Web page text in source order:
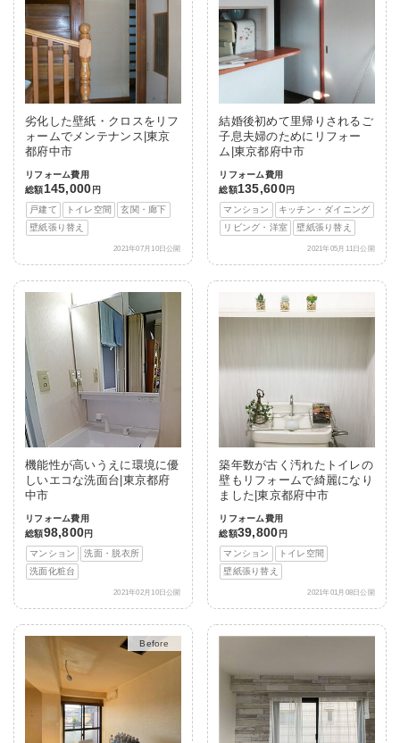
劣化した壁紙・クロスをリフ
ォームでメンテナンス|東京
都府中市
リフォーム費用
総額145,000 円
戸建て
トイレ空間
玄関・廊下
壁紙張り替え
2021年07月10日公開
結婚後初めて里帰りされるご
子息夫婦のためにリフォー
ム|東京都府中市
リフォーム費用
総額135,600円
マンション
キッチン・ダイニング
リビング・洋室
壁紙張り替え
2021年05月11日公開
機能性が高いうえに環境に優
しいエコな洗面台|東京都府
中市
リフォーム費用
総額98,800円
マンション
洗面・脱衣所
洗面化粧台
2021年02月10日公開
築年数が古く汚れたトイレの
壁もリフォームで綺麗になり
ました|東京都府中市
リフォーム費用
総額39,800 円
マンション
トイレ空間
壁紙張り替え
2021年01月08日公開
After